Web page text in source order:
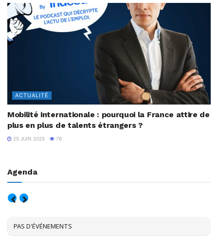
ACTUALITÉ
Mobilité internationale : pourquoi la France attire de
plus en plus de talents étrangers ?
25 JUIN 2025 76
Agenda
PAS D'ÉVÉNEMENTS